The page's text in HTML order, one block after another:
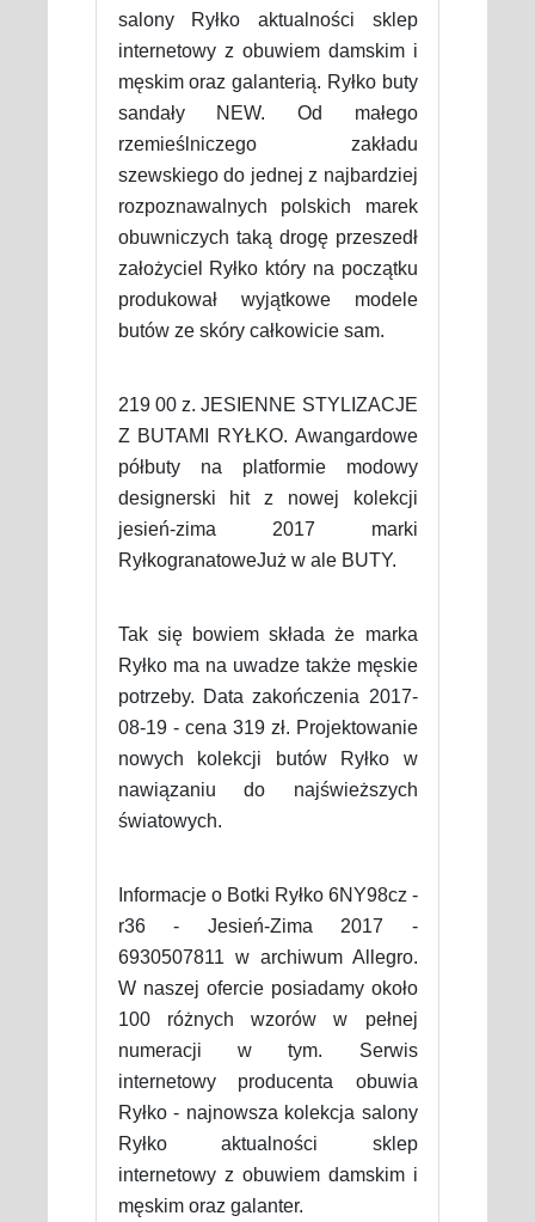
salony Ryłko aktualności sklep
internetowy z obuwiem damskim i
męskim oraz galanterią. Ryłko buty
sandały NEW. Od małego
rzemieślniczego zakładu
szewskiego do jednej z najbardziej
rozpoznawalnych polskich marek
obuwniczych taką drogę przeszedł
założyciel Ryłko który na początku
produkował wyjątkowe modele
butów ze skóry całkowicie sam.
219 00 z. JESIENNE STYLIZACJE
Z BUTAMI RYŁKO. Awangardowe
półbuty na platformie modowy
designerski hit z nowej kolekcji
jesień-zima 2017 marki
RyłkogranatoweJuż w ale BUTY.
Tak się bowiem składa że marka
Ryłko ma na uwadze także męskie
potrzeby. Data zakończenia 2017-
08-19 - cena 319 zł. Projektowanie
nowych kolekcji butów Ryłko w
nawiązaniu do najświeższych
światowych.
Informacje o Botki Ryłko 6NY98cz -
r36 - Jesień-Zima 2017 -
6930507811 w archiwum Allegro.
W naszej ofercie posiadamy około
100 różnych wzorów w pełnej
numeracji w tym. Serwis
internetowy producenta obuwia
Ryłko - najnowsza kolekcja salony
Ryłko aktualności sklep
internetowy z obuwiem damskim i
męskim oraz galanter.